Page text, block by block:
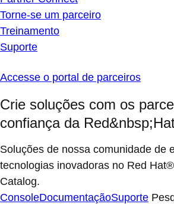
Torne-se um parceiro
Treinamento
Suporte
Accesse o portal de parceiros
Crie soluções com os
confiança da
Soluções de nossa comunidade de
tecnologias inovadoras no Red
Catalog.
ConsoleDocumentaçãoSuporte